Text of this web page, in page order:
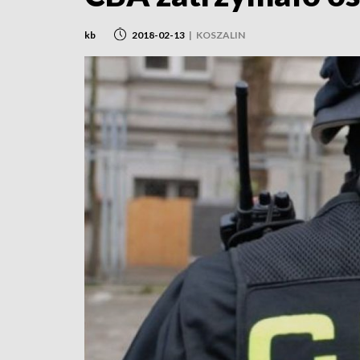
kb 2018-02-13 | KOSZALIN